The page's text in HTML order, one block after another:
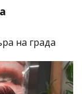
на града